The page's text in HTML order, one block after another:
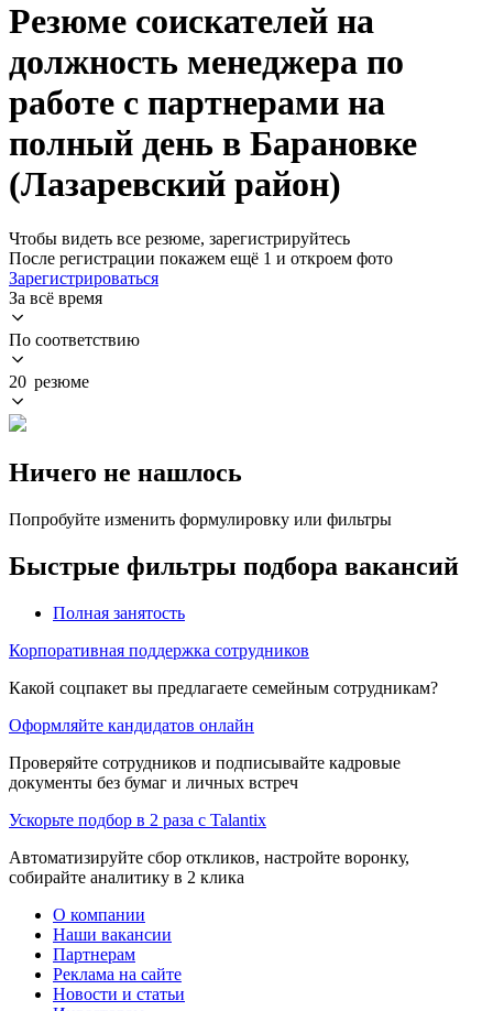
Резюме соискателей на
должность менеджера по
работе с партнерами на
полный день в Барановке
(Лазаревский район)
Чтобы видеть все резюме, зарегистрируйтесь
После регистрации покажем ещё 1 и откроем фото
Зарегистрироваться
За всё время
По соответствию
20 резюме
Ничего не нашлось
Попробуйте изменить формулировку или фильтры
Быстрые фильтры подбора вакансий
Полная занятость
Корпоративная поддержка сотрудников
Какой соцпакет вы предлагаете семейным сотрудникам?
Оформляйте кандидатов онлайн
Проверяйте сотрудников и подписывайте кадровые
документы без бумаг и личных встреч
Ускорьте подбор в 2 раза с Talantix
Автоматизируйте сбор откликов, настройте воронку,
собирайте аналитику в 2 клика
О компании
Наши вакансии
Партнерам
Реклама на сайте
Новости и статьи